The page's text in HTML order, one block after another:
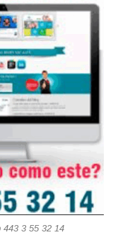
443 3 55 32 14